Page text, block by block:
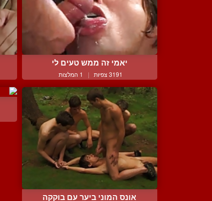
יאמי זה ממש טעים לי
3191 צפיות | 1 המלצות
אונס המוני ביער עם בוקקה